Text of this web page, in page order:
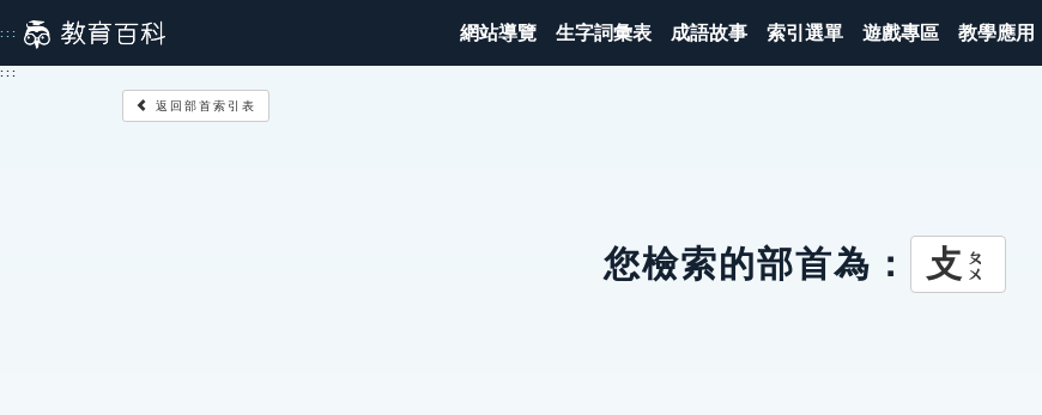
到
主
::: 網站導覽 生字詞彙表 成語故事 索引選單 遊戲專區 教學應用
:::
返回部首索引表
您檢索的部首為： 攴 ㄆㄨ